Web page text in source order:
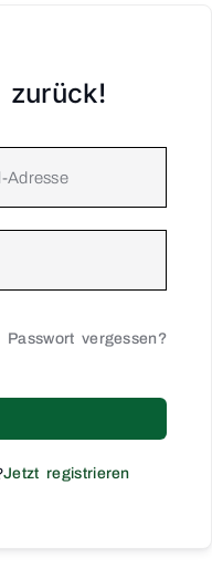
zurück!
Passwort vergessen?
Jetzt registrieren